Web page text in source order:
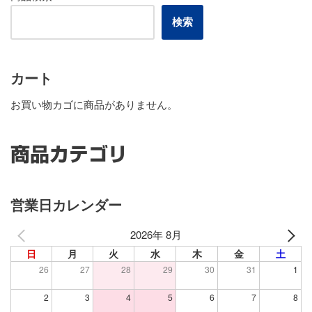
検索
カート
お買い物カゴに商品がありません。
商品カテゴリ
営業日カレンダー
2026年 8月
日 月 火 水 木 金 土
26 27 28 29 30 31 1
2 3 4 5 6 7 8